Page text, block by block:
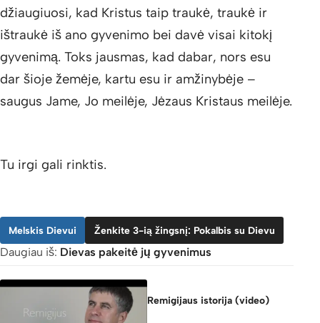
džiaugiuosi, kad Kristus taip traukė, traukė ir
ištraukė iš ano gyvenimo bei davė visai kitokį
gyvenimą. Toks jausmas, kad dabar, nors esu
dar šioje žemėje, kartu esu ir amžinybėje –
saugus Jame, Jo meilėje, Jėzaus Kristaus meilėje.
Tu irgi gali rinktis.
Melskis Dievui Ženkite 3-ią žingsnį: Pokalbis su Dievu
Daugiau iš: Dievas pakeitė jų gyvenimus
Remigijaus istorija (video)